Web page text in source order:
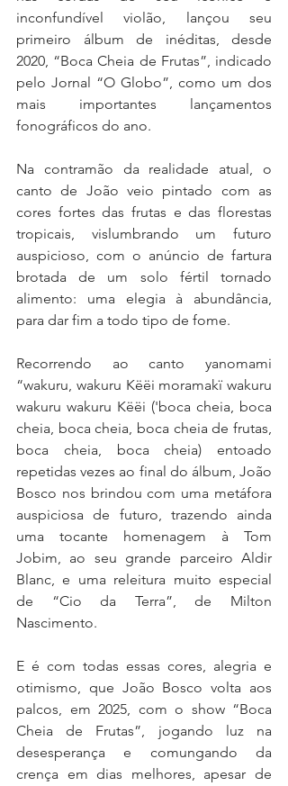
inconfundível violão, lançou seu
primeiro álbum de inéditas, desde
2020, “Boca Cheia de Frutas”, indicado
pelo Jornal “O Globo”, como um dos
mais importantes lançamentos
fonográficos do ano.
Na contramão da realidade atual, o
canto de João veio pintado com as
cores fortes das frutas e das florestas
tropicais, vislumbrando um futuro
auspicioso, com o anúncio de fartura
brotada de um solo fértil tornado
alimento: uma elegia à abundância,
para dar fim a todo tipo de fome.
Recorrendo ao canto yanomami
“wakuru, wakuru Këëi moramakï wakuru
wakuru wakuru Këëi ('boca cheia, boca
cheia, boca cheia, boca cheia de frutas,
boca cheia, boca cheia) entoado
repetidas vezes ao final do álbum, João
Bosco nos brindou com uma metáfora
auspiciosa de futuro, trazendo ainda
uma tocante homenagem à Tom
Jobim, ao seu grande parceiro Aldir
Blanc, e uma releitura muito especial
de “Cio da Terra”, de Milton
Nascimento.
E é com todas essas cores, alegria e
otimismo, que João Bosco volta aos
palcos, em 2025, com o show “Boca
Cheia de Frutas”, jogando luz na
desesperança e comungando da
crença em dias melhores, apesar de